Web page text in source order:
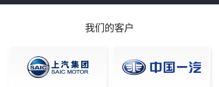
我们的客户